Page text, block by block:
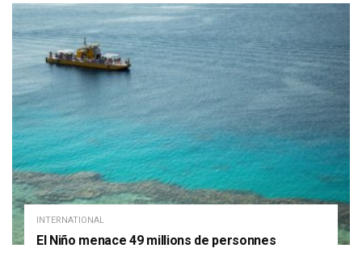
INTERNATIONAL
El Niño menace 49 millions de personnes